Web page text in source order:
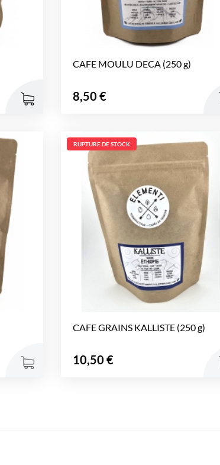
CAFE MOULU DECA (250 g)
Prix
8,50 €
CAFE GRAINS KALLISTE (250 g)
Prix
10,50 €
RUPTURE DE STOCK